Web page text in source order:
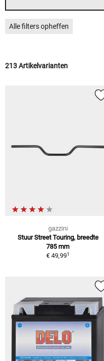
Alle filters opheffen
213 Artikelvarianten
gazzini
Stuur Street Touring, breedte
785 mm
€ 49,991